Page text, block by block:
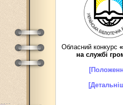
Обласний конкурс
на службі